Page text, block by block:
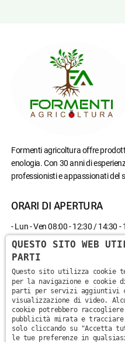
Formenti agricoltura offre
enologia. Con 30 anni di
professionisti e appassionati del
ORARI DI APERTURA
- Lun - Ven 08:00 - 12:30 / 14:30 -
- Sab 08:00 - 12:30
- Domenica chiuso
CONTATTACI
Via Monte Santa Viola, 13 -
+39 045 870 0582
QUESTO SITO WEB
PARTI
Questo sito utilizza cookie
per la navigazione e cookie
parti per servizi aggiuntivi
visualizzazione di video.
cookie potrebbero
pubblicità mirata e
solo cliccando su "Accetta
le tue preferenze in